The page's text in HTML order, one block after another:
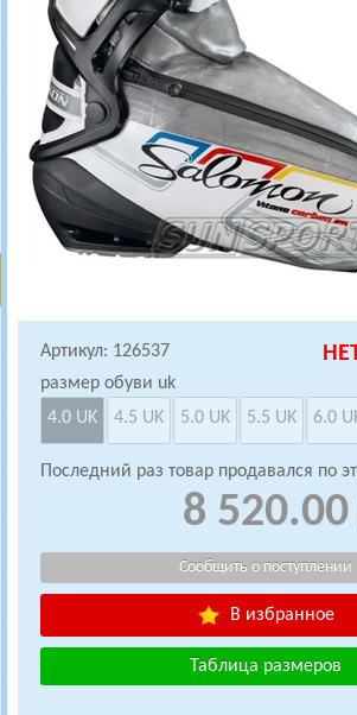
Артикул: 126537
размер обуви uk
4.0 UK
4.5 UK 5.0 UK 5.5 UK 6.0
Последний раз товар продавался по
8 520.00
В избранное
Таблица размеров